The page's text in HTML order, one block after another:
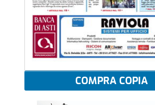
COMPRA COPIA